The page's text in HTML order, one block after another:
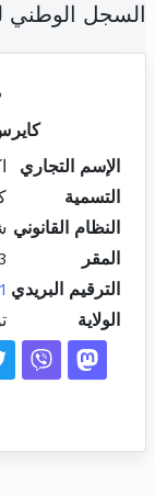
السجل
الإسم التجاري
التسمية
النظام القانوني
المقر
63
الترقيم البريدي
الولاية